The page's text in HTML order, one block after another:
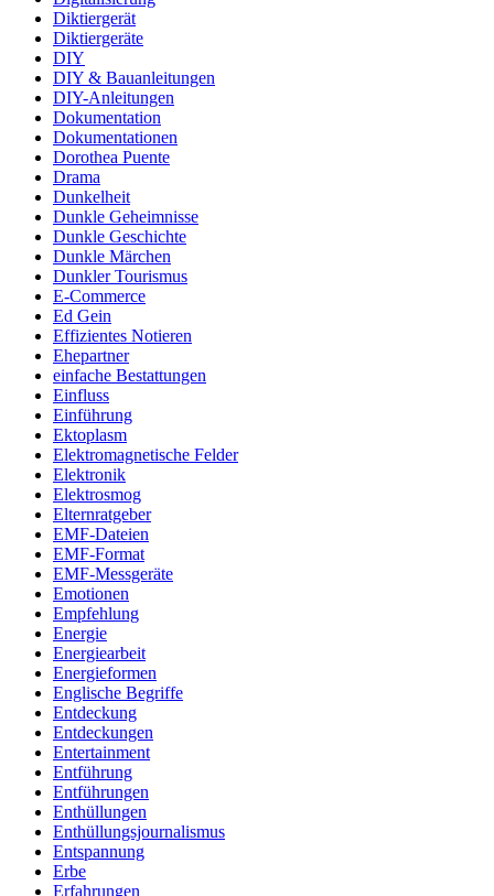
Diktiergerät
Diktiergeräte
DIY
DIY & Bauanleitungen
DIY-Anleitungen
Dokumentation
Dokumentationen
Dorothea Puente
Drama
Dunkelheit
Dunkle Geheimnisse
Dunkle Geschichte
Dunkle Märchen
Dunkler Tourismus
E-Commerce
Ed Gein
Effizientes Notieren
Ehepartner
einfache Bestattungen
Einfluss
Einführung
Ektoplasm
Elektromagnetische Felder
Elektronik
Elektrosmog
Elternratgeber
EMF-Dateien
EMF-Format
EMF-Messgeräte
Emotionen
Empfehlung
Energie
Energiearbeit
Energieformen
Englische Begriffe
Entdeckung
Entdeckungen
Entertainment
Entführung
Entführungen
Enthüllungen
Enthüllungsjournalismus
Entspannung
Erbe
Erfahrungen